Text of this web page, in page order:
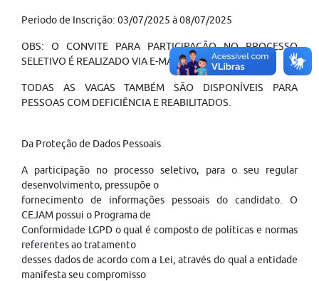
Período de Inscrição: 03/07/2025 à 08/07/2025
OBS: O CONVITE PARA PARTICIPAÇÃO NO PROCESSO
SELETIVO É REALIZADO VIA E-MAIL.
TODAS AS VAGAS TAMBÉM SÃO DISPONÍVEIS PARA
PESSOAS COM DEFICIÊNCIA E REABILITADOS.
Da Proteção de Dados Pessoais
A participação no processo seletivo, para o seu regular
desenvolvimento, pressupõe o
fornecimento de informações pessoais do candidato. O
CEJAM possui o Programa de
Conformidade LGPD o qual é composto de políticas e normas
referentes ao tratamento
desses dados de acordo com a Lei, através do qual a entidade
manifesta seu compromisso